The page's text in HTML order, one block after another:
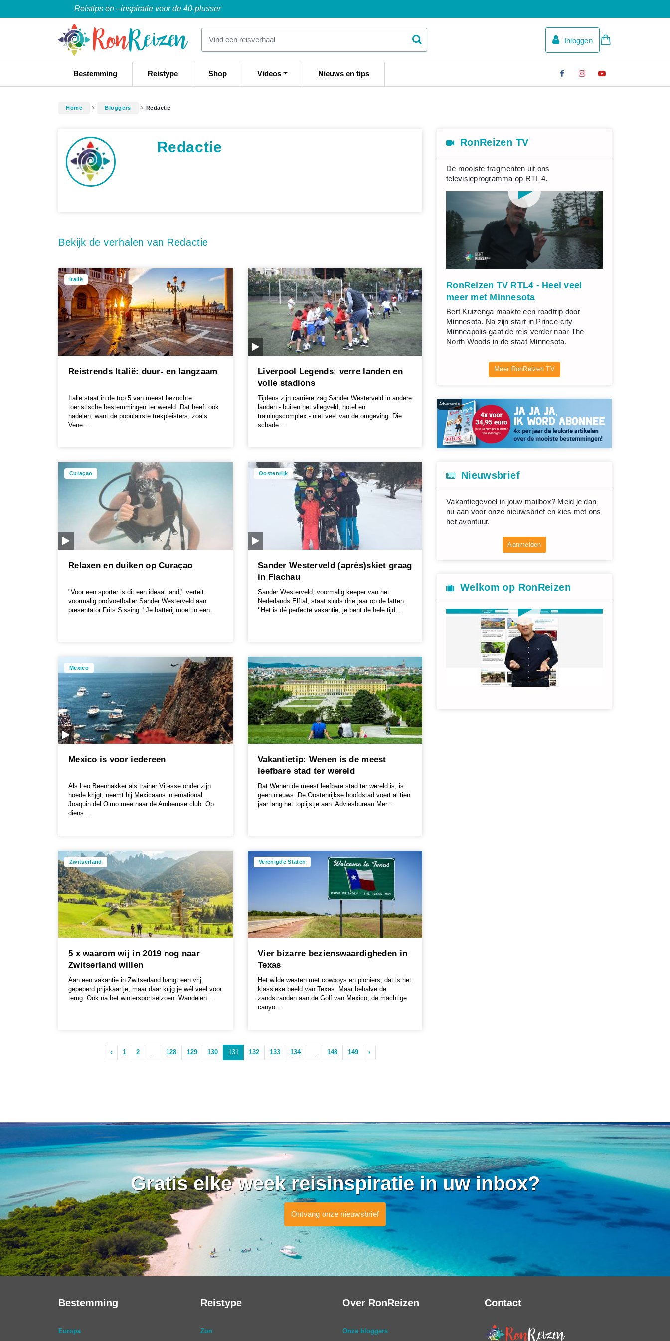
Reistips en –inspiratie voor de 40-plusser
Inloggen
Bestemming Reistype Shop Videos Nieuws en tips
Home Bloggers Redactie
Redactie
Bekijk de verhalen van Redactie
Italië
Reistrends Italië: duur- en langzaam
Italië staat in de top 5 van meest bezochte
toeristische bestemmingen ter wereld. Dat heeft ook
nadelen, want de populairste trekpleisters, zoals
Vene...
Liverpool Legends: verre landen en
volle stadions
Tijdens zijn carrière zag Sander Westerveld in andere
landen - buiten het vliegveld, hotel en
trainingscomplex - niet veel van de omgeving. Die
schade...
Curaçao
Relaxen en duiken op Curaçao
"Voor een sporter is dit een ideaal land," vertelt
voormalig profvoetballer Sander Westerveld aan
presentator Frits Sissing. "Je batterij moet in een...
Oostenrijk
Sander Westerveld (après)skiet graag
in Flachau
Sander Westerveld, voormalig keeper van het
Nederlands Elftal, staat sinds drie jaar op de latten.
‘’Het is dé perfecte vakantie, je bent de hele tijd...
Mexico
Mexico is voor iedereen
Als Leo Beenhakker als trainer Vitesse onder zijn
hoede krijgt, neemt hij Mexicaans international
Joaquin del Olmo mee naar de Arnhemse club. Op
diens...
Vakantietip: Wenen is de meest
leefbare stad ter wereld
Dat Wenen de meest leefbare stad ter wereld is, is
geen nieuws. De Oostenrijkse hoofdstad voert al tien
jaar lang het toplijstje aan. Adviesbureau Mer...
Zwitserland
5 x waarom wij in 2019 nog naar
Zwitserland willen
Aan een vakantie in Zwitserland hangt een vrij
gepeperd prijskaartje, maar daar krijg je wél veel voor
terug. Ook na het wintersportseizoen. Wandelen...
Verenigde Staten
Vier bizarre bezienswaardigheden in
Texas
Het wilde westen met cowboys en pioniers, dat is het
klassieke beeld van Texas. Maar behalve de
zandstranden aan de Golf van Mexico, de machtige
canyo...
‹ 1 2 ... 128 129 130 131 132 133 134 ... 148 149 ›
RonReizen TV
De mooiste fragmenten uit ons
televisieprogramma op RTL 4.
RonReizen TV RTL4 - Heel veel
meer met Minnesota
Bert Kuizenga maakte een roadtrip door
Minnesota. Na zijn start in Prince-city
Minneapolis gaat de reis verder naar The
North Woods in de staat Minnesota.
Meer RonReizen TV
Advertentie
Nieuwsbrief
Vakantiegevoel in jouw mailbox? Meld je dan
nu aan voor onze nieuwsbrief en kies met ons
het avontuur.
Aanmelden
Welkom op RonReizen
Gratis elke week reisinspiratie in uw inbox?
Ontvang onze nieuwsbrief
Bestemming
Europa
Reistype
Zon
Over RonReizen
Onze bloggers
Contact